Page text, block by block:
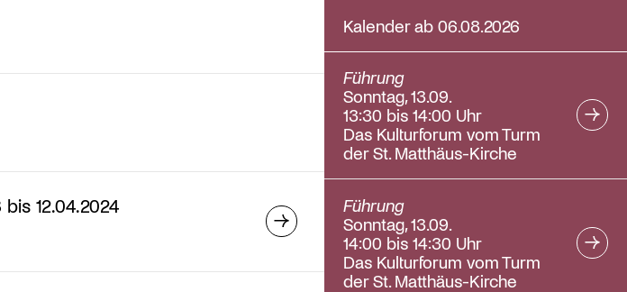
bis 12.04.2024
Kalender ab 06.08.2026
Führung
Sonntag, 13.09.
13:30 bis 14:00 Uhr
Das Kulturforum vom Turm
der St. Matthäus-Kirche
Führung
Sonntag, 13.09.
14:00 bis 14:30 Uhr
Das Kulturforum vom Turm
der St. Matthäus-Kirche